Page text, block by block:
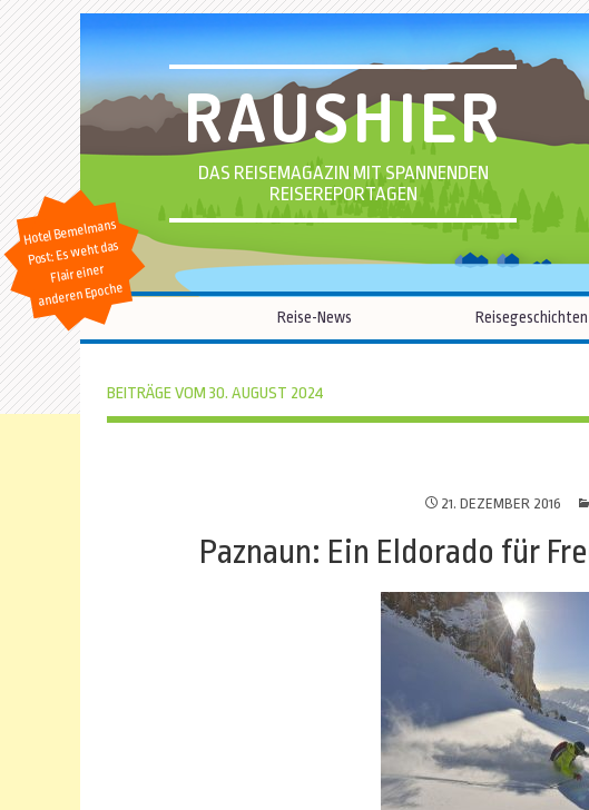
RAUSHIER
DAS REISEMAGAZIN MIT SPANNENDEN
REISEREPORTAGEN
Hotel Bemelmans
Post: Es weht das
Flair einer
anderen Epoche
Reise-News Reisegeschichten
BEITRÄGE VOM 30. AUGUST 2024
21. DEZEMBER 2016
Paznaun: Ein Eldorado für